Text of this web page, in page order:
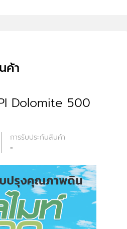
ค้า
Dolomite 500
การรับประกันสินค้า
-